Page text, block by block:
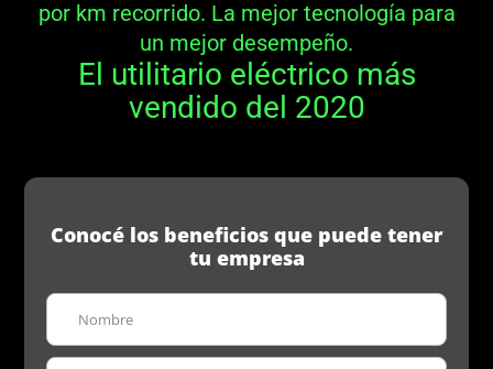
por km recorrido. La mejor tecnología para
un mejor desempeño.
El utilitario eléctrico más
vendido del 2020
Conocé los beneficios que puede tener
tu empresa